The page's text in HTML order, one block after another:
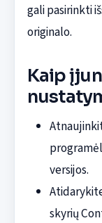
gali pasirinkti
originalo.
Kaip
versijos.
skyrių